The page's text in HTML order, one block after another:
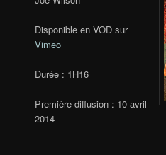
Disponible en VOD sur
Vimeo
Durée : 1H16
Première diffusion : 10 avril
2014